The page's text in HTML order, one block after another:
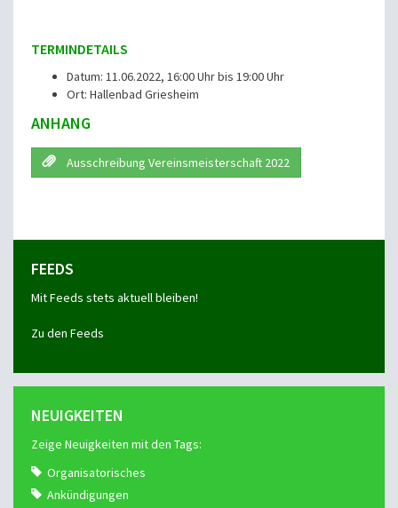
TERMINDETAILS
Datum: 11.06.2022, 16:00 Uhr bis 19:00 Uhr
Ort: Hallenbad Griesheim
ANHANG
Ausschreibung Vereinsmeisterschaft 2022
FEEDS
Mit Feeds stets aktuell bleiben!
Zu den Feeds
NEUIGKEITEN
Zeige Neuigkeiten mit den Tags:
Organisatorisches
Ankündigungen